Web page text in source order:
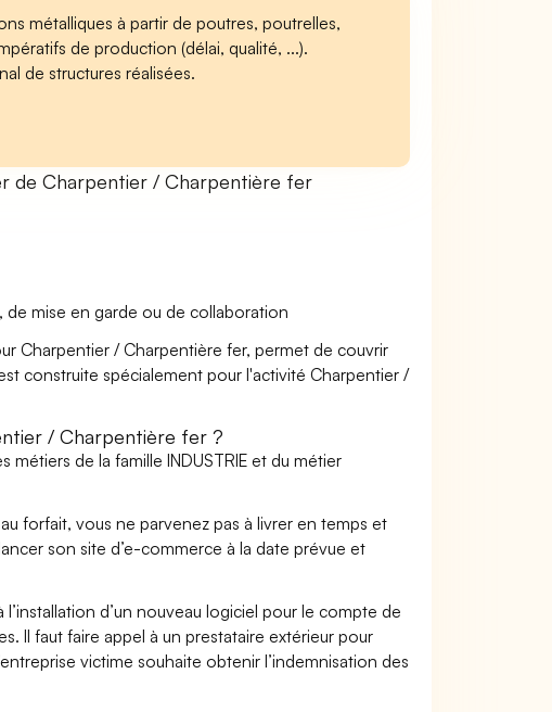
métalliques à partir de poutres, poutrelles,
de production (délai, qualité, ...).
de structures réalisées.
de Charpentier / Charpentière fer
mise en garde ou de collaboration
Charpentier / Charpentière fer, permet de couvrir
construite spécialement pour l'activité Charpentier /
/ Charpentière fer ?
de la famille INDUSTRIE et du métier
forfait, vous ne parvenez pas à livrer en temps et
son site d’e-commerce à la date prévue et
d’un nouveau logiciel pour le compte de
Il faut faire appel à un prestataire extérieur pour
victime souhaite obtenir l’indemnisation des